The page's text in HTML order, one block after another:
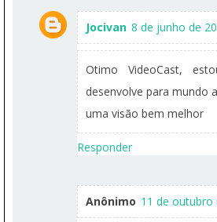
Jocivan 8 de junho de
Otimo VideoCast,
desenvolve para mundo
uma visão bem melhor
Responder
Anônimo 11 de outubro